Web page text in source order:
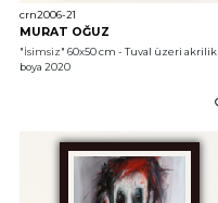
crn2006-21
MURAT OĞUZ
"İsimsiz" 60x50 cm - Tuval üzeri akrilik
boya 2020